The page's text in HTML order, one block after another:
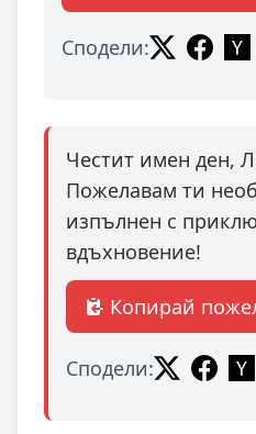
Сподели:
Честит имен ден,
Пожелавам ти
изпълнен с
вдъхновение!
Копирай
Сподели: